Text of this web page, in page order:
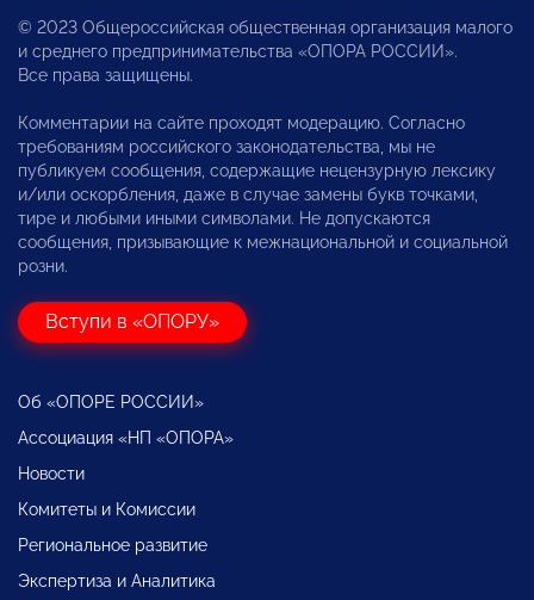
© 2023 Общероссийская общественная организация малого
и среднего предпринимательства «ОПОРА РОССИИ».
Все права защищены.
Комментарии на сайте проходят модерацию. Согласно
требованиям российского законодательства, мы не
публикуем сообщения, содержащие нецензурную лексику
и/или оскорбления, даже в случае замены букв точками,
тире и любыми иными символами. Не допускаются
сообщения, призывающие к межнациональной и социальной
розни.
Вступи в «ОПОРУ»
Об «ОПОРЕ РОССИИ»
Ассоциация «НП «ОПОРА»
Новости
Комитеты и Комиссии
Региональное развитие
Экспертиза и Аналитика